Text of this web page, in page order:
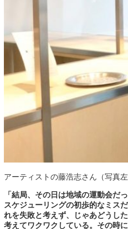
アーティストの藤浩志さん（写真
「結局、その日は地域の運動会だ
スケジューリングの初歩的なミス
れを失敗と考えず、じゃあどうし
考えてワクワクしている。その時